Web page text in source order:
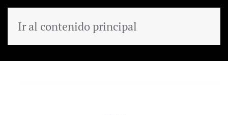
Ir al contenido principal